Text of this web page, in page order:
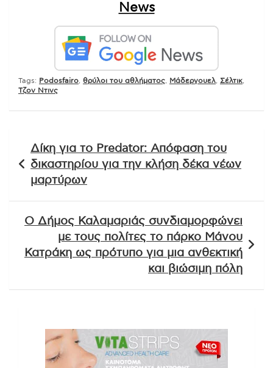
News
Tags: Podosfairo θρύλοι του αθλήματος Μάδεργουελ Σέλτικ
Τζον Ντινς
άρθρων
Δίκη για το Predator: Απόφαση του
δικαστηρίου για την κλήση δέκα νέων
μαρτύρων
Ο Δήμος Καλαμαριάς συνδιαμορφώνει
με τους πολίτες το πάρκο Μάνου
Κατράκη ως πρότυπο για μια ανθεκτική
και βιώσιμη πόλη